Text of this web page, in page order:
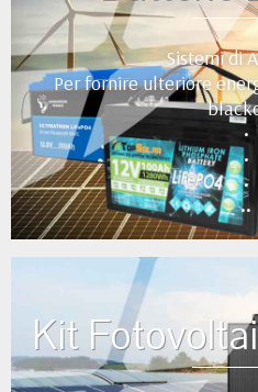
Sistemi di
Per fornire ulteriore
•
•
•
••
Kit